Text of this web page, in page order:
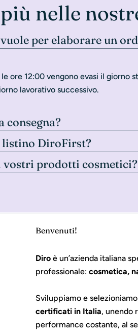
nelle
per elaborare un
ore 12:00 vengono evasi il giorno
lavorativo successivo.
consegna?
listino DiroFirst?
vostri prodotti cosmetici?
Benvenuti!
Diro è un’azienda italiana
professionale:cosmetica,
Sviluppiamo e
certificati in Italia, unendo
performance costante, al